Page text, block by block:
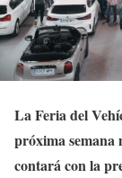
La Feria del
próxima semana
contará con la